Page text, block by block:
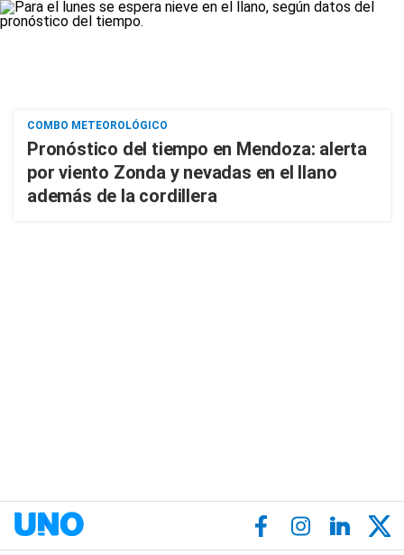
COMBO METEOROLÓGICO
Pronóstico del tiempo en Mendoza: alerta
por viento Zonda y nevadas en el llano
además de la cordillera